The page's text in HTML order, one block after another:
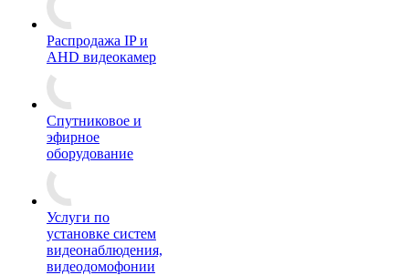
Распродажа IP и
AHD видеокамер
Спутниковое и
эфирное
оборудование
Услуги по
установке систем
видеонаблюдения,
видеодомофонии